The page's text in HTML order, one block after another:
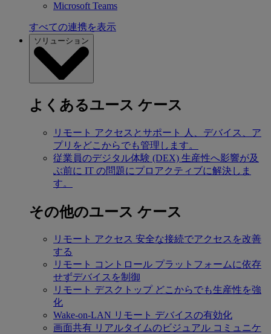
Microsoft Teams
すべての連携を表示
ソリューション
よくあるユース ケース
リモート アクセスとサポート
人、デバイス、ア
プリをどこからでも管理します。
従業員のデジタル体験 (DEX) 生産性へ影響が及
ぶ前に IT の問題にプロアクティブに解決しま
す。
その他のユース ケース
リモート アクセス 安全な接続でアクセスを改善
する
リモート コントロール プラットフォームに依存
せずデバイスを制御
リモート デスクトップ どこからでも生産性を強
化
Wake-on-LAN リモート デバイスの有効化
画面共有 リアルタイムのビジュアル コミュニケ